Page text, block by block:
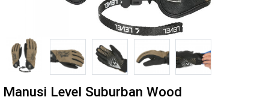
Manusi Level Suburban Wood